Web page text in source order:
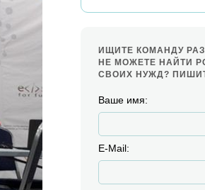
ИЩИТЕ КОМАНДУ
НЕ МОЖЕТЕ НАЙТИ
СВОИХ НУЖД?
Ваше имя:
E-Mail: